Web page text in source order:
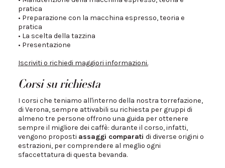
pratica
• Preparazione con la macchina espresso, teoria e
pratica
• La scelta della tazzina
• Presentazione
Iscriviti o richiedi maggiori informazioni.
Corsi su richiesta
I corsi che teniamo all'interno della nostra torrefazione,
di Verona, sempre attivabili su richiesta per gruppi di
almeno tre persone offrono una guida per ottenere
sempre il migliore dei caffè: durante il corso, infatti,
vengono proposti assaggi comparati di diverse origini o
estrazioni, per comprendere al meglio ogni
sfaccettatura di questa bevanda.